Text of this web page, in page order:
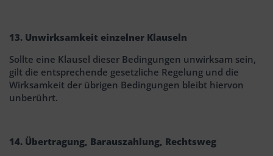
13. Unwirksamkeit einzelner Klauseln
Sollte eine Klausel dieser Bedingungen unwirksam sein,
gilt die entsprechende gesetzliche Regelung und die
Wirksamkeit der übrigen Bedingungen bleibt hiervon
unberührt.
14. Übertragung, Barauszahlung, Rechtsweg